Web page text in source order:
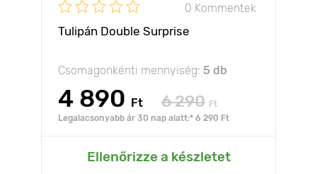
0 Kommentek
Tulipán Double Surprise
Csomagonkénti mennyiség: 5 db
4 890 Ft 6 290 Ft
Legalacsonyabb ár 30 nap alatt:* 6 290 Ft
Ellenőrizze a készletet